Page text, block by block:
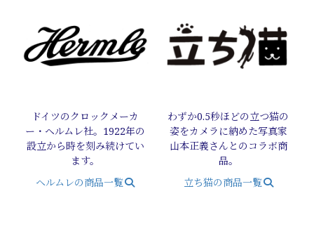
ドイツのクロックメーカ
ー・ヘルムレ社。1922年の
設立から時を刻み続けてい
ます。
ヘルムレの商品一覧
わずか0.5秒ほどの立つ猫の
姿をカメラに納めた写真家
山本正義さんとのコラボ商
品。
立ち猫の商品一覧